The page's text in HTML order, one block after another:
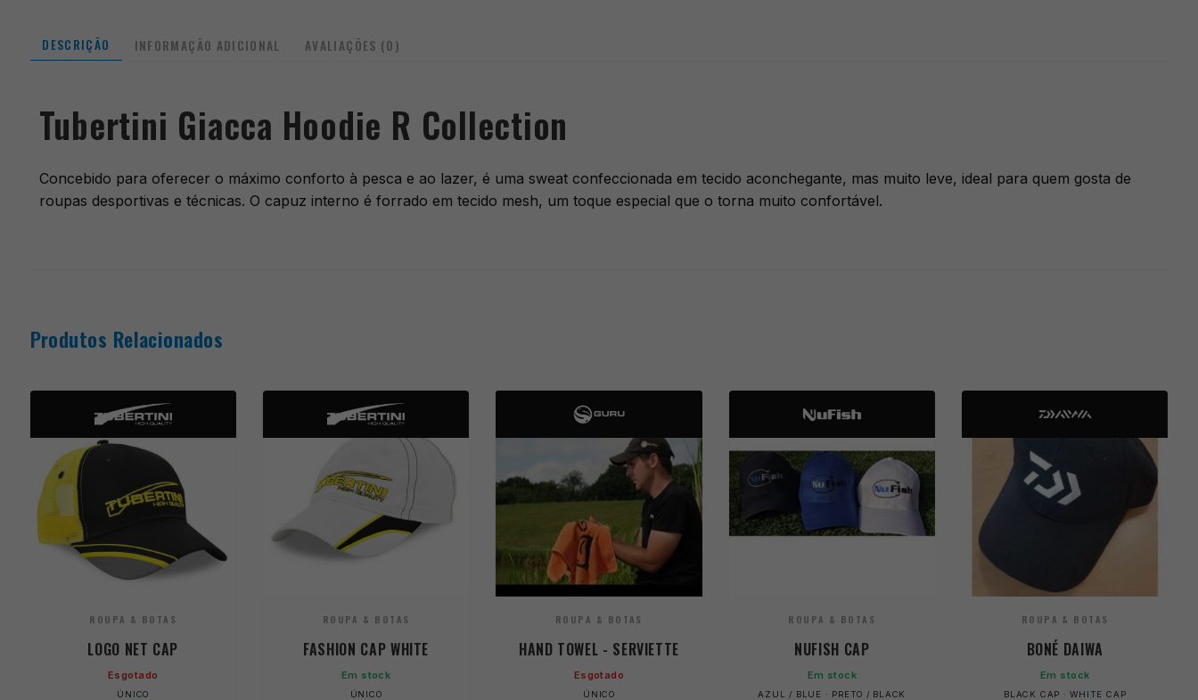
DESCRIÇÃO INFORMAÇÃO ADICIONAL AVALIAÇÕES (0)
Tubertini Giacca Hoodie R Collection
Concebido para oferecer o máximo conforto à pesca e ao lazer, é uma sweat confeccionada em tecido aconchegante, mas muito leve, ideal para quem gosta de
roupas desportivas e técnicas. O capuz interno é forrado em tecido mesh, um toque especial que o torna muito confortável.
Produtos Relacionados
ROUPA & BOTAS
LOGO NET CAP
Esgotado
ÚNICO
ROUPA & BOTAS
FASHION CAP WHITE
Em stock
ÚNICO
ROUPA & BOTAS
HAND TOWEL - SERVIETTE
Esgotado
ÚNICO
ROUPA & BOTAS
NUFISH CAP
Em stock
AZUL / BLUE · PRETO / BLACK
ROUPA & BOTAS
BONÉ DAIWA
Em stock
BLACK CAP · WHITE CAP